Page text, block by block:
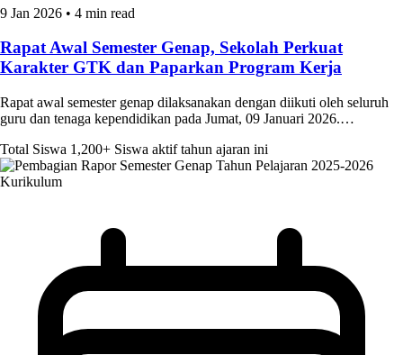
9 Jan 2026 • 4 min read
Rapat Awal Semester Genap, Sekolah Perkuat
Karakter GTK dan Paparkan Program Kerja
Rapat awal semester genap dilaksanakan dengan diikuti oleh seluruh
guru dan tenaga kependidikan pada Jumat, 09 Januari 2026.…
Total Siswa 1,200+ Siswa aktif tahun ajaran ini
Kurikulum